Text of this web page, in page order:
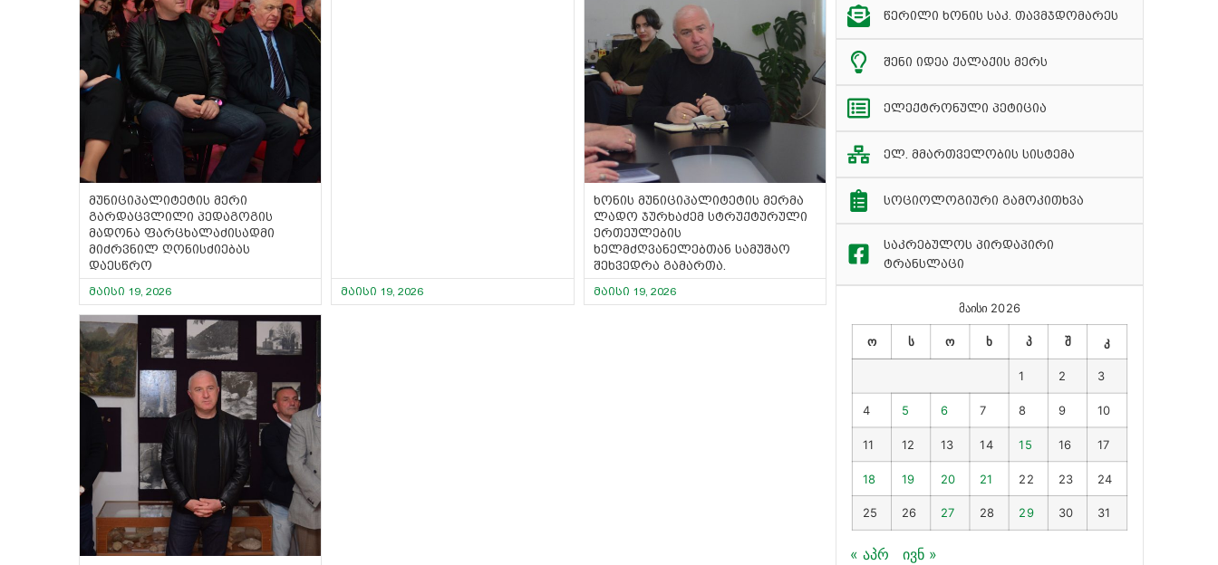
მუნიციპალიტეტის მერი
გარდაცვლილი პედაგოგის
მადონა ფარცხალაძისადმი
მიძრვნილ ღონისძიებას
დაესწრო
მაისი 19, 2026 მაისი 19, 2026
ხონის მუნიციპალიტეტის მერმა
ლადო ჯურხაძემ სტრუქტურული
ერთეულების
ხელმძღვანელებთან სამუშაო
შეხვედრა გამართა.
მაისი 19, 2026
წერილი ხონის საკ. თავმჯდომარეს
შენი იდეა ქალაქის მერს
ელექტრონული პეტიცია
ელ. მმართველობის სისტემა
სოციოლოგიური გამოკითხვა
საკრებულოს პირდაპირი
ტრანსლაცი
მაისი 2026
ო ს ო ხ პ შ კ
1 2 3
4 5 6 7 8 9 10
11 12 13 14 15 16 17
18 19 20 21 22 23 24
25 26 27 28 29 30 31
« აპრ ივნ »